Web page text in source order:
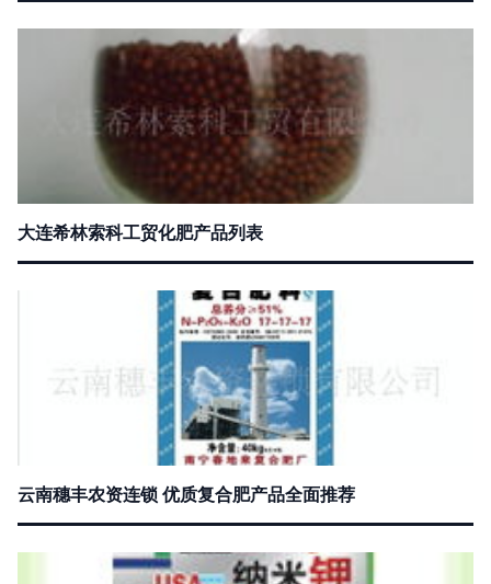
大连希林索科工贸化肥产品列表
云南穗丰农资连锁 优质复合肥产品全面推荐